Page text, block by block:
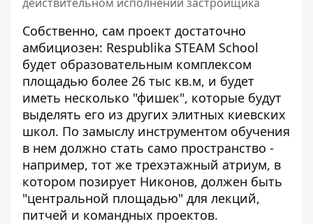
Собственно, сам проект достаточно
амбициозен: Respublika STEAM School
будет образовательным комплексом
площадью более 26 тыс кв.м, и будет
иметь несколько "фишек", которые будут
выделять его из других элитных киевских
школ. По замыслу инструментом обучения
в нем должно стать само пространство -
например, тот же трехэтажный атриум, в
котором позирует Никонов, должен быть
"центральной площадью" для лекций,
питчей и командных проектов.